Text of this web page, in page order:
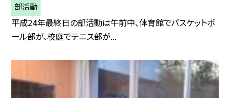
部活動
平成24年最終日の部活動は午前中、体育館でバスケットボ
ール部が、校庭でテニス部が...